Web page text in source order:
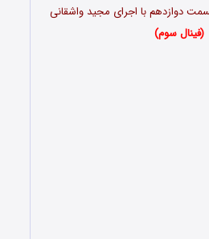
(فینال سوم)